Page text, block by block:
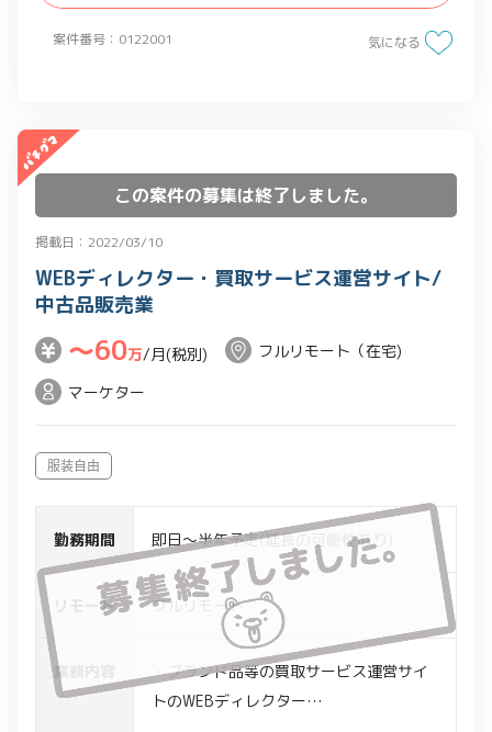
案件番号：0122001 気になる
この案件の募集は終了しました。
掲載日：2022/03/10
WEBディレクター・買取サービス運営サイト/
中古品販売業
〜60万/月(税別)
フルリモート（在宅)
マーケター
服装自由
勤務期間 即日～半年予定(延長の可能性あり)
リモート フルリモート
業務内容
・ブランド品等の買取サービス運営サイ
トのWEBディレクター